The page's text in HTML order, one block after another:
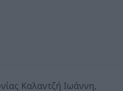
Καλαντζή Ιωάννη,